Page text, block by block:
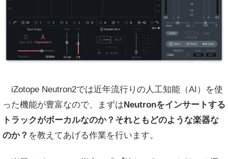
iZotope Neutron2では近年流行りの人工知能（AI）を使
った機能が豊富なので、まずはNeutronをインサートする
トラックがボーカルなのか？それともどのような楽器な
のか？ を教えてあげる作業を行います。